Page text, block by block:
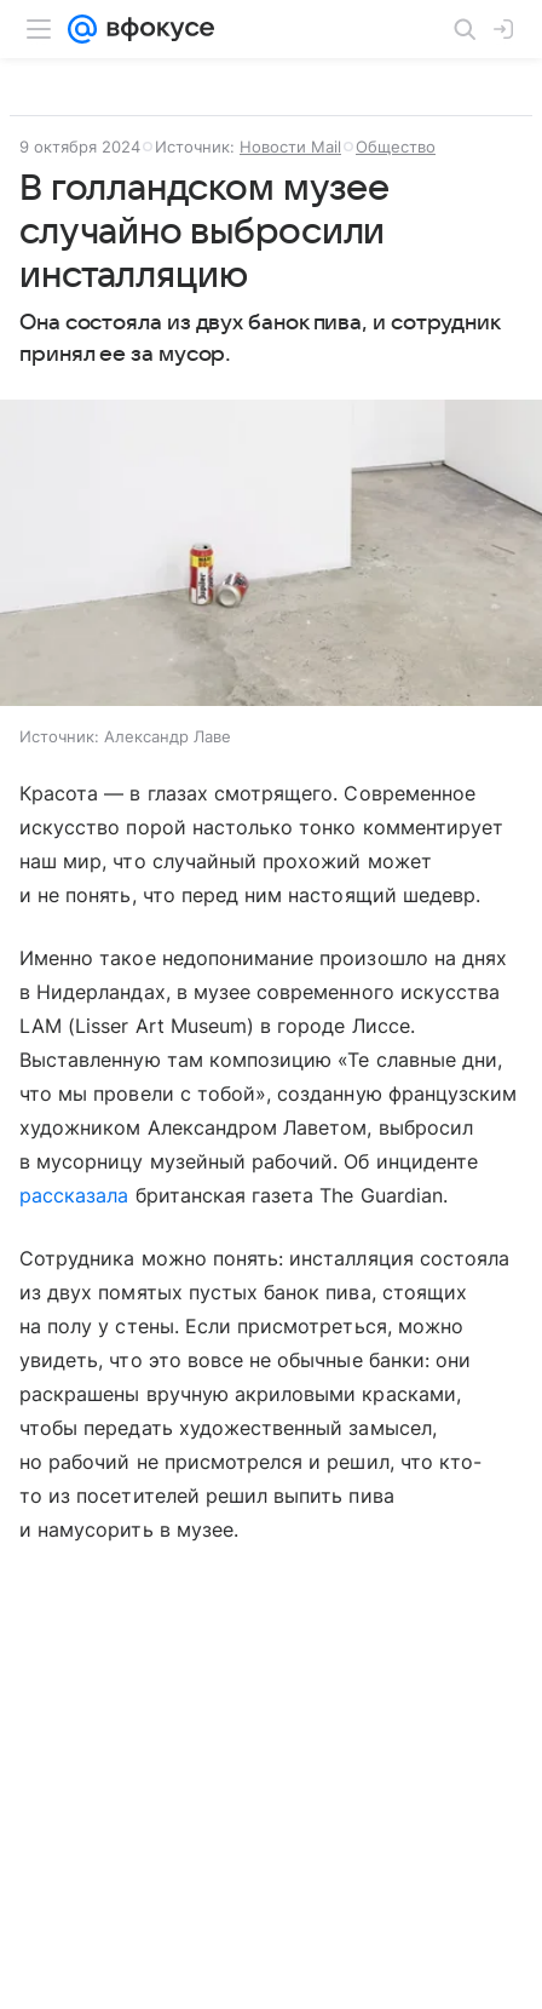
9 октября 2024 Источник: Новости Mail Общество
В голландском музее
случайно выбросили
инсталляцию
Она состояла из двух банок пива, и сотрудник
принял ее за мусор.
Источник: Александр Лаве
Красота — в глазах смотрящего. Современное
искусство порой настолько тонко комментирует
наш мир, что случайный прохожий может
и не понять, что перед ним настоящий шедевр.
Именно такое недопонимание произошло на днях
в Нидерландах, в музее современного искусства
LAM (Lisser Art Museum) в городе Лиссе.
Выставленную там композицию «Те славные дни,
что мы провели с тобой», созданную французским
художником Александром Лаветом, выбросил
в мусорницу музейный рабочий. Об инциденте
рассказала британская газета The Guardian.
Сотрудника можно понять: инсталляция состояла
из двух помятых пустых банок пива, стоящих
на полу у стены. Если присмотреться, можно
увидеть, что это вовсе не обычные банки: они
раскрашены вручную акриловыми красками,
чтобы передать художественный замысел,
но рабочий не присмотрелся и решил, что кто-
то из посетителей решил выпить пива
и намусорить в музее.